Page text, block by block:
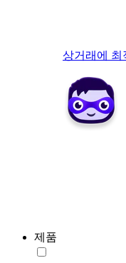
상거래에 최
제품